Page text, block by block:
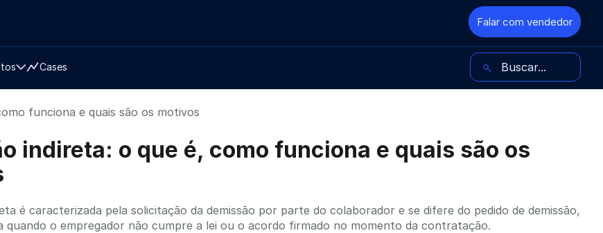
Falar com vendedor
Cases Buscar no blog
funciona e quais são os motivos
indireta: o que é, como funciona e quais são os
é caracterizada pela solicitação da demissão por parte do colaborador e se difere do pedido de demissão,
quando o empregador não cumpre a lei ou o acordo firmado no momento da contratação.